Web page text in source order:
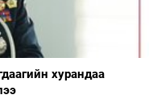
хурандаа